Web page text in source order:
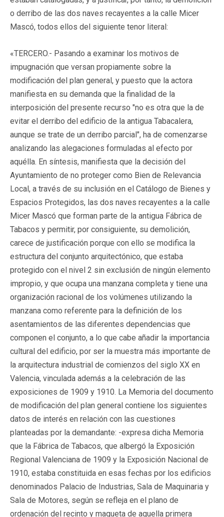
o derribo de las dos naves recayentes a la calle Micer
Mascó, todos ellos del siguiente tenor literal:
«TERCERO.- Pasando a examinar los motivos de
impugnación que versan propiamente sobre la
modificación del plan general, y puesto que la actora
manifiesta en su demanda que la finalidad de la
interposición del presente recurso "no es otra que la de
evitar el derribo del edificio de la antigua Tabacalera,
aunque se trate de un derribo parcial", ha de comenzarse
analizando las alegaciones formuladas al efecto por
aquélla. En síntesis, manifiesta que la decisión del
Ayuntamiento de no proteger como Bien de Relevancia
Local, a través de su inclusión en el Catálogo de Bienes y
Espacios Protegidos, las dos naves recayentes a la calle
Micer Mascó que forman parte de la antigua Fábrica de
Tabacos y permitir, por consiguiente, su demolición,
carece de justificación porque con ello se modifica la
estructura del conjunto arquitectónico, que estaba
protegido con el nivel 2 sin exclusión de ningún elemento
impropio, y que ocupa una manzana completa y tiene una
organización racional de los volúmenes utilizando la
manzana como referente para la definición de los
asentamientos de las diferentes dependencias que
componen el conjunto, a lo que cabe añadir la importancia
cultural del edificio, por ser la muestra más importante de
la arquitectura industrial de comienzos del siglo XX en
Valencia, vinculada además a la celebración de las
exposiciones de 1909 y 1910. La Memoria del documento
de modificación del plan general contiene los siguientes
datos de interés en relación con las cuestiones
planteadas por la demandante: -expresa dicha Memoria
que la Fábrica de Tabacos, que albergó la Exposición
Regional Valenciana de 1909 y la Exposición Nacional de
1910, estaba constituida en esas fechas por los edificios
denominados Palacio de Industrias, Sala de Maquinaria y
Sala de Motores, según se refleja en el plano de
ordenación del recinto y maqueta de aquella primera